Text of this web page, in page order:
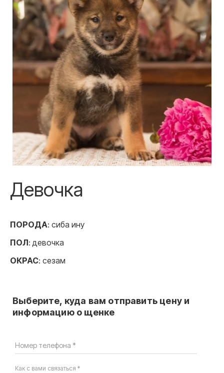
Девочка
ПОРОДА: сиба ину
ПОЛ: девочка
ОКРАС: сезам
Выберите, куда вам отправить цену и
информацию о щенке
Номер телефона *
Как с вами связаться *